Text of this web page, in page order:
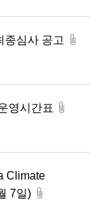
종심사 공고
영시간표
Climate
7일)